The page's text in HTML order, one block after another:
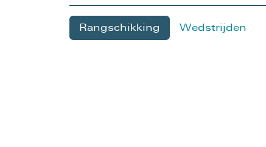
Rangschikking Wedstrijden